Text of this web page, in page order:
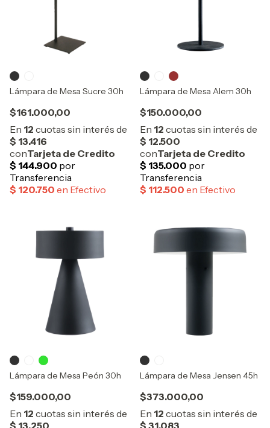
Lámpara de Mesa Sucre 30h
$161.000,00
Lámpara de Mesa Alem 30h
$150.000,00
Lámpara de Mesa Peón 30h
$159.000,00
Lámpara de Mesa Jensen 45h
$373.000,00